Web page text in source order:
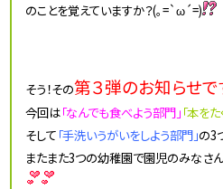
のことを覚えていますか？(｡=`ω´=)
そう！その第３弾のお知らせで
今回は「なんでも食べよう部門」 「本を
そして 「手洗いうがいをしよう部門」の3
またまた3つの幼稚園で園児のみなさ